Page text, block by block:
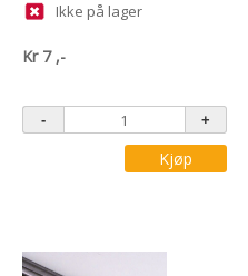
Ikke på lager
Kr 7 ,-
Kjøp